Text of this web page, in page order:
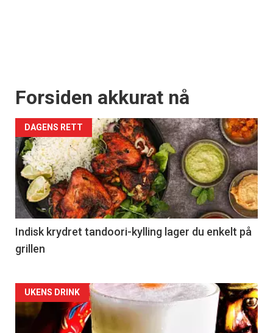
Forsiden akkurat nå
DAGENS RETT
Indisk krydret tandoori-kylling lager du enkelt på
grillen
Forsiden
akkurat
UKENS DRINK